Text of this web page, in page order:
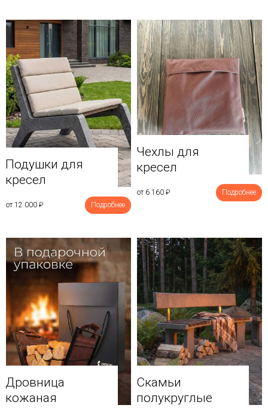
Подушки для
кресел
от 12 000 ₽ Подробнее
Чехлы для
кресел
от 6 160 ₽ Подробнее
Дровница
кожаная
Скамьи
полукруглые